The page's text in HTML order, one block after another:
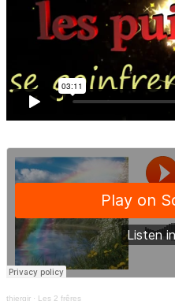
thiergir · Les 2 frêres